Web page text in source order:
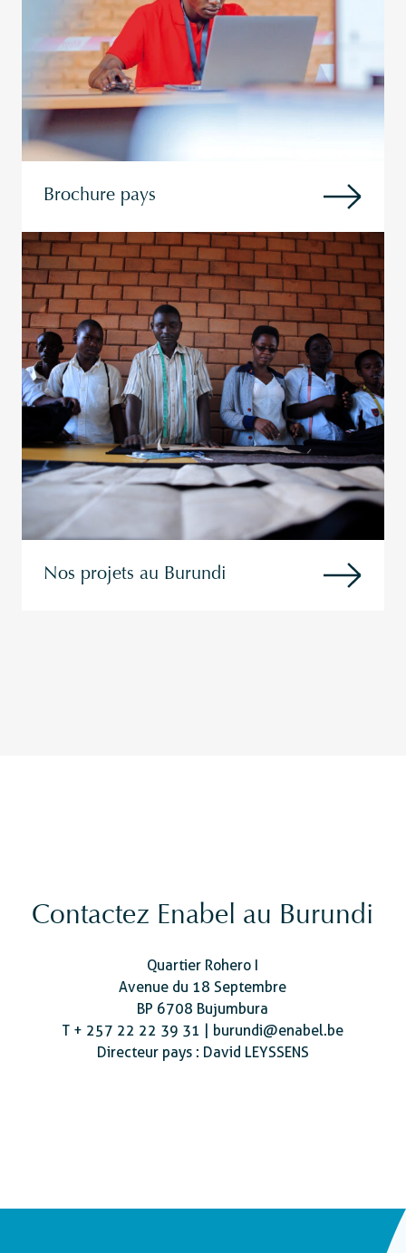
Brochure pays
Nos projets au Burundi
Contactez Enabel au Burundi
Quartier Rohero I
Avenue du 18 Septembre
BP 6708 Bujumbura
T + 257 22 22 39 31 | burundi@enabel.be
Directeur pays : David LEYSSENS